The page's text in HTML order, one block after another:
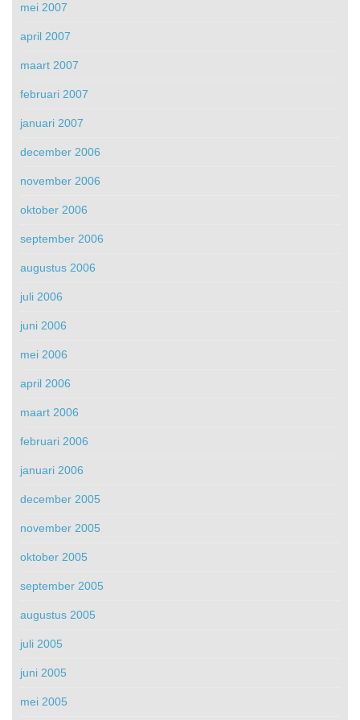
mei 2007
april 2007
maart 2007
februari 2007
januari 2007
december 2006
november 2006
oktober 2006
september 2006
augustus 2006
juli 2006
juni 2006
mei 2006
april 2006
maart 2006
februari 2006
januari 2006
december 2005
november 2005
oktober 2005
september 2005
augustus 2005
juli 2005
juni 2005
mei 2005